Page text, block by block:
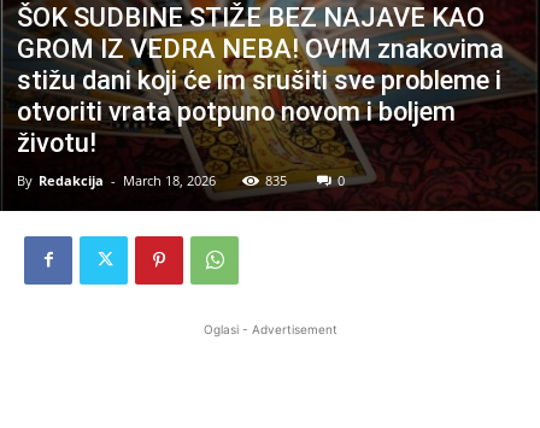
ŠOK SUDBINE STIŽE BEZ NAJAVE KAO
GROM IZ VEDRA NEBA! OVIM znakovima
stižu dani koji će im srušiti sve probleme i
otvoriti vrata potpuno novom i boljem
životu!
By Redakcija - March 18, 2026 835 0
Oglasi - Advertisement